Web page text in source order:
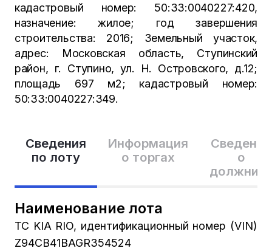
Сведения
по лоту
Информация
о торгах
Сведения
о
Наименование лота
ТС KIA RIO, идентификационный номер (VIN)
Z94CB41BAGR354524
кадастровый номер: 50:33:0040227:420,
назначение: жилое; год завершения
строительства: 2016; Земельный участок,
адрес: Московская область, Ступинский
район, г. Ступино, ул. Н. Островского, д.12;
площадь 697 м2; кадастровый номер:
50:33:0040227:349.